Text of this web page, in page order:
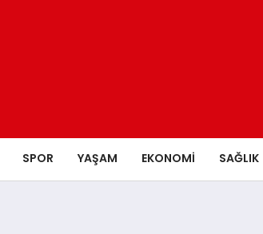
SPOR YAŞAM EKONOMI SAĞLIK